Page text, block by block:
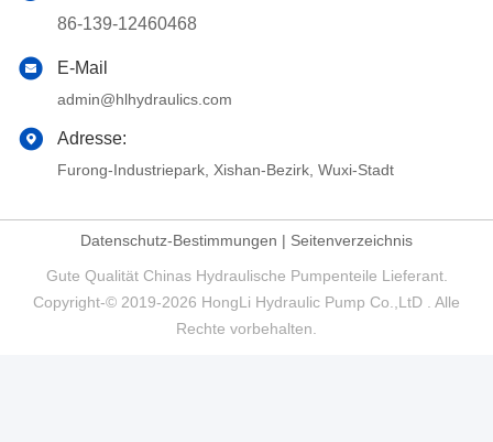
86-139-12460468
E-Mail
admin@hlhydraulics.com
Adresse:
Furong-Industriepark, Xishan-Bezirk, Wuxi-Stadt
Datenschutz-Bestimmungen | Seitenverzeichnis
Gute Qualität Chinas Hydraulische Pumpenteile Lieferant.
Copyright-© 2019-2026 HongLi Hydraulic Pump Co.,LtD . Alle
Rechte vorbehalten.